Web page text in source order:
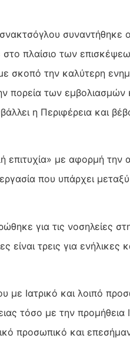
συναντήθηκε ο
πλαίσιο των
σκοπό την καλύτερη
πορεία των
η Περιφέρεια και
με αφορμή την
που υπάρχει
για τις νοσηλείες
τρεις για ενήλικες
με Ιατρικό και λοιπό
τόσο με την προμήθεια
προσωπικό και